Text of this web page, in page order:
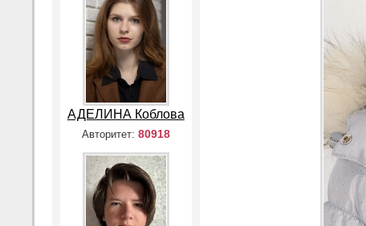
АДЕЛИНА Коблова
Авторитет: 80918